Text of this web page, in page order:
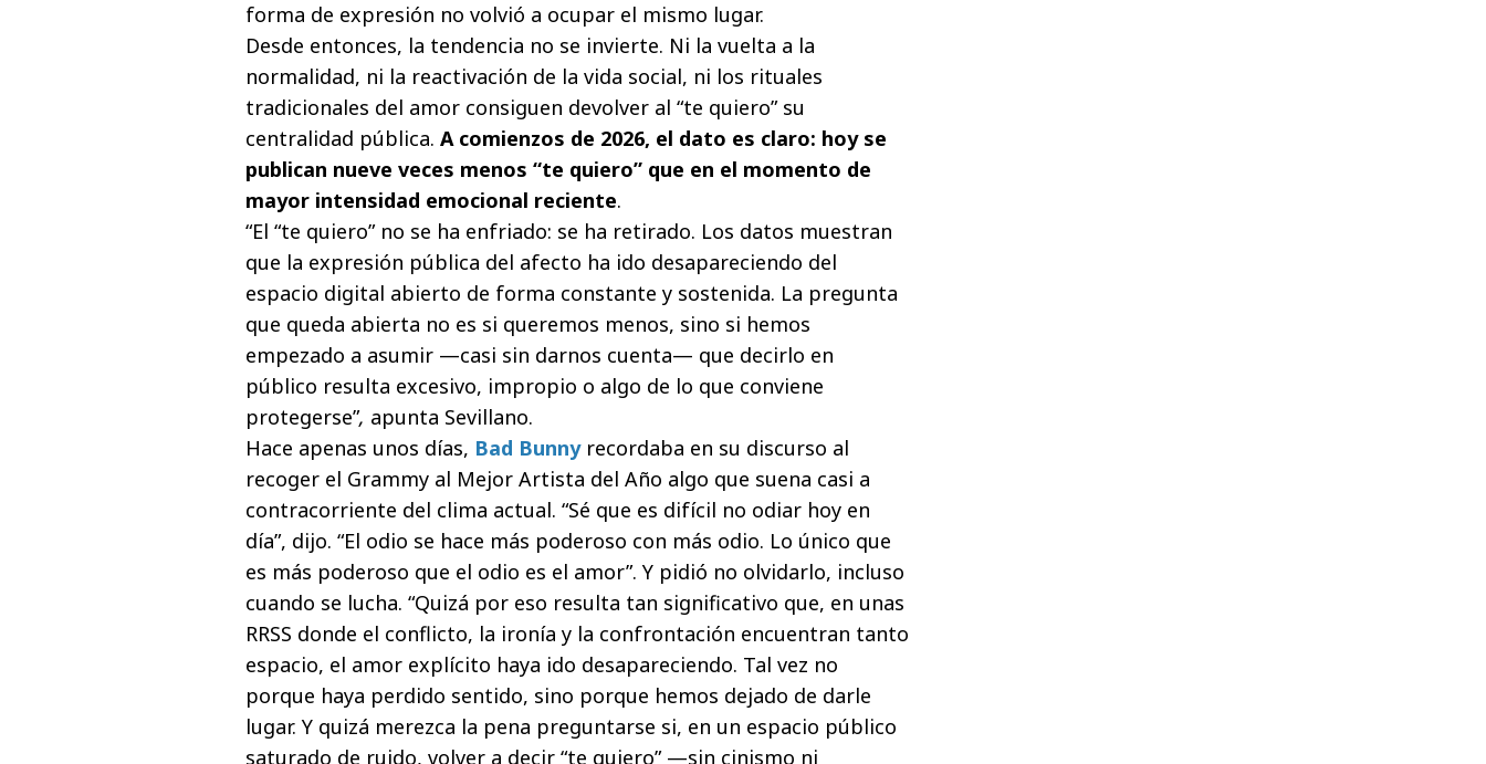
forma de expresión no volvió a ocupar el mismo lugar.
Desde entonces, la tendencia no se invierte. Ni la vuelta a la
normalidad, ni la reactivación de la vida social, ni los rituales
tradicionales del amor consiguen devolver al “te quiero” su
centralidad pública. A comienzos de 2026, el dato es claro: hoy se
publican nueve veces menos “te quiero” que en el momento de
mayor intensidad emocional reciente.
“El “te quiero” no se ha enfriado: se ha retirado. Los datos muestran
que la expresión pública del afecto ha ido desapareciendo del
espacio digital abierto de forma constante y sostenida. La pregunta
que queda abierta no es si queremos menos, sino si hemos
empezado a asumir —casi sin darnos cuenta— que decirlo en
público resulta excesivo, impropio o algo de lo que conviene
protegerse”, apunta Sevillano.
Hace apenas unos días, Bad Bunnyrecordaba en su discurso al
recoger el Grammy al Mejor Artista del Año algo que suena casi a
contracorriente del clima actual. “Sé que es difícil no odiar hoy en
día”, dijo. “El odio se hace más poderoso con más odio. Lo único que
es más poderoso que el odio es el amor”. Y pidió no olvidarlo, incluso
cuando se lucha. “Quizá por eso resulta tan significativo que, en unas
RRSS donde el conflicto, la ironía y la confrontación encuentran tanto
espacio, el amor explícito haya ido desapareciendo. Tal vez no
porque haya perdido sentido, sino porque hemos dejado de darle
lugar. Y quizá merezca la pena preguntarse si, en un espacio público
saturado de ruido, volver a decir “te quiero” —sin cinismo ni